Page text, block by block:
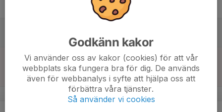
11:00
12:30
Match mot Kävlinge Harrie FF grön
P12 Sydvästra C1, höst
Flyinge IP A-plan 7-manna 1
v.38
Godkänn kakor
Vi använder oss av kakor (cookies) för att vår
webbplats ska fungera bra för dig. De används
även för webbanalys i syfte att hjälpa oss att
förbättra våra tjänster.
Så använder vi cookies